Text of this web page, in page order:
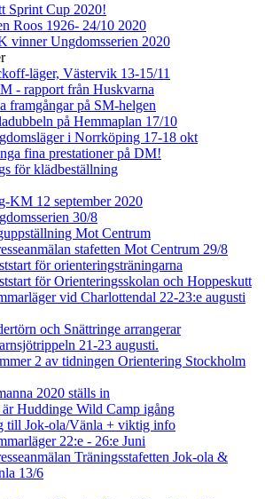
Sprint Cup 2020!
Roos 1926- 24/10 2020
vinner Ungdomsserien 2020
läger, Västervik 13-15/11
- rapport från Huskvarna
framgångar på SM-helgen
på Hemmaplan 17/10
i Norrköping 17-18 okt
fina prestationer på DM!
för klädbeställning
KM 12 september 2020
30/8
Mot Centrum
stafetten Mot Centrum 29/8
för orienteringsträningarna
för Orienteringsskolan och Hoppeskutt
vid Charlottendal 22-23:e augusti
och Snättringe arrangerar
21-23 augusti.
2 av tidningen Orientering Stockholm
2020 ställs in
Huddinge Wild Camp igång
till Jok-ola/Vänla + viktig info
22:e - 26:e Juni
Träningsstafetten Jok-ola &
13/6